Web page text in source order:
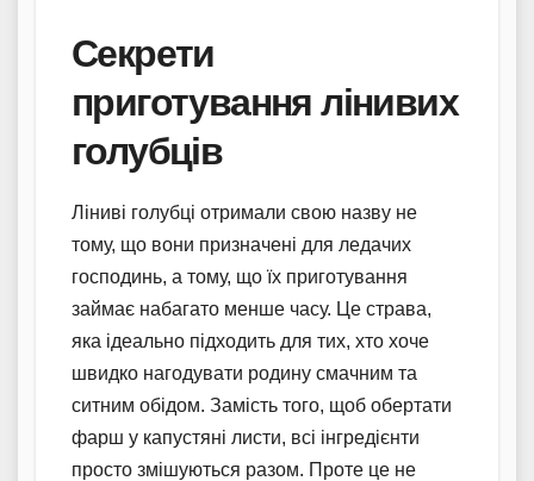
Секрети
приготування лінивих
голубців
Ліниві голубці отримали свою назву не
тому, що вони призначені для ледачих
господинь, а тому, що їх приготування
займає набагато менше часу. Це страва,
яка ідеально підходить для тих, хто хоче
швидко нагодувати родину смачним та
ситним обідом. Замість того, щоб обертати
фарш у капустяні листи, всі інгредієнти
просто змішуються разом. Проте це не